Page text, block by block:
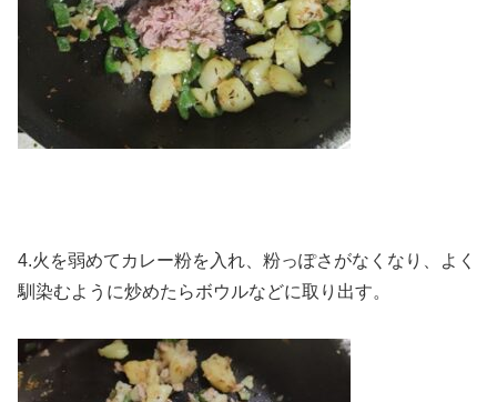
4.火を弱めてカレー粉を入れ、粉っぽさがなくなり、よく
馴染むように炒めたらボウルなどに取り出す。